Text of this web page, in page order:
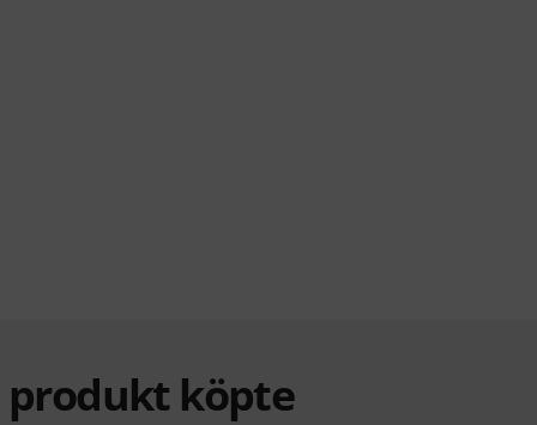
produkt köpte